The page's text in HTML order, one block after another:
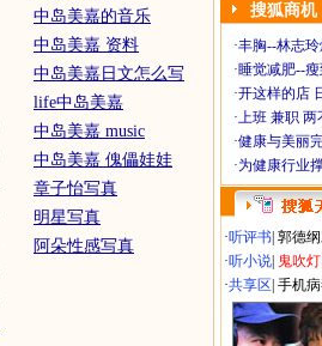
中岛美嘉的音乐
中岛美嘉 资料
中岛美嘉日文怎么写
life中岛美嘉
中岛美嘉 music
中岛美嘉 傀儡娃娃
章子怡写真
明星写真
阿朵性感写真
搜狐商机
·丰胸--林志
·睡觉减肥--
·开这样的店
·上班 兼职 两
·健康与美丽
·为健康行业
·听评书 郭德
·听小说 鬼吹
·共享区 手机